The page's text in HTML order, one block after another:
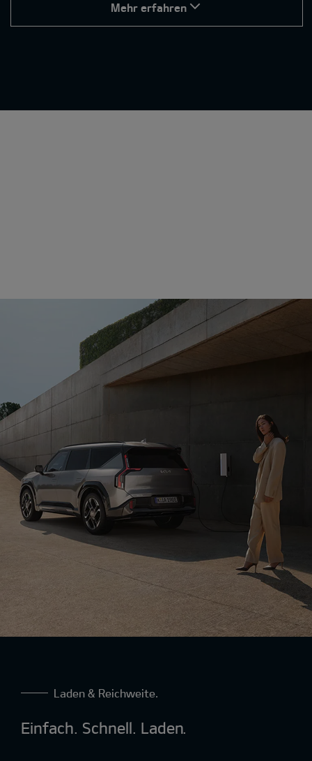
Mehr erfahren
Kinderleicht parken.
Laden & Reichweite.
Einfach. Schnell. Laden.